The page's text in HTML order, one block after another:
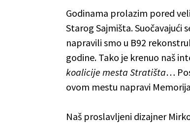
Godinama prolazim pored
Starog Sajmišta. Suočavajući
napravili smo u B92
godine. Tako je krenuo naš
koalicije mesta Stratišta…
ovom mestu napravi
Naš proslavljeni dizajner